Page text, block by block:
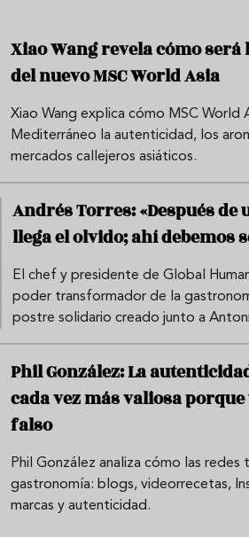
Xiao Wang revela cómo
del nuevo MSC World Asia
Xiao Wang explica cómo MSC World
Mediterráneo la autenticidad, los
mercados callejeros asiáticos.
Andrés Torres: «Después
llega el olvido; ahí debemos
El chef y presidente de Global
poder transformador de la
postre solidario creado junto a
Phil González: La
cada vez más valiosa
falso
Phil González analiza cómo las redes
gastronomía: blogs, videorrecetas,
marcas y autenticidad.